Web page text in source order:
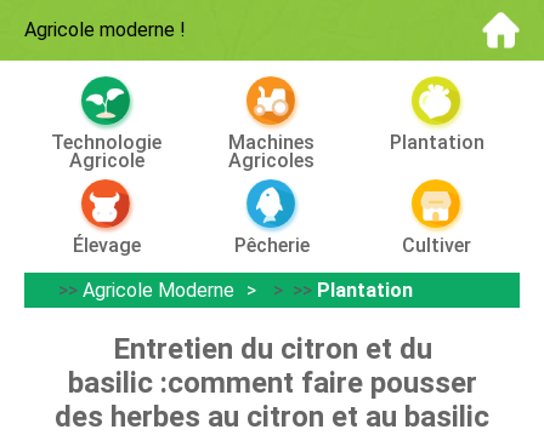
Agricole moderne !
Technologie
Agricole
Machines
Agricoles
Plantation
Élevage Pêcherie
Cultiver
>> Agricole Moderne > >> Plantation
Entretien du citron et du
basilic :comment faire pousser
des herbes au citron et au basilic